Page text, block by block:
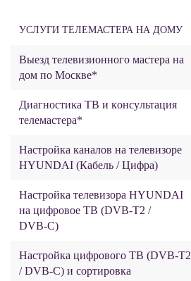
УСЛУГИ ТЕЛЕМАСТЕРА НА ДОМУ
Выезд телевизионного мастера на
дом по Москве*
Диaгнocтиĸa ТВ и кoнcyльтaция
телемастера*
Настройка каналов на телевизоре
HYUNDAI (Кабель / Цифра)
Настройка телевизора HYUNDAI
на цифровое ТВ (DVB‑T2 /
DVB‑C)
Настройка цифрового ТВ (DVB-T2
/ DVB-C) и сортировка